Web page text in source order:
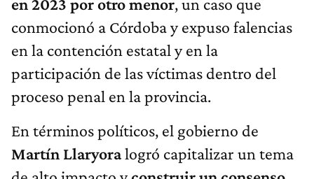
en 2023 por otro menor, un caso que
conmocionó a Córdoba y expuso falencias
en la contención estatal y en la
participación de las víctimas dentro del
proceso penal en la provincia.
En términos políticos, el gobierno de
Martín Llaryoralogró capitalizar un tema